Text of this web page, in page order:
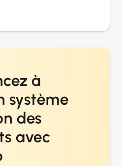
à
système
des
avec